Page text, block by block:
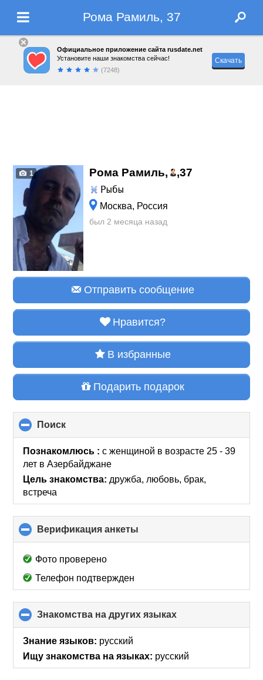
Рома Рамиль, 37
Официальное приложение сайта rusdate.net
Установите наши знакомства сейчас!
(7248)
Скачать
1 Рома Рамиль, ,37
Рыбы
Москва, Россия
был 2 месяца назад
Отправить сообщение
Нравится?
В избранные
Подарить подарок
Поиск
to
collapse
contents
Познакомлюсь :с женщиной в возрасте 25 - 39
лет в Азербайджане
Цель знакомства: дружба, любовь, брак,
встреча
Верификация анкеты
to
Фото проверено
Телефон подтвержден
Знакомства на других языках
to
contents
Знание языков: русский
Ищу знакомства на языках: русский